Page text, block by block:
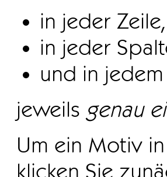
in jeder Zeile,
in jeder
und in
jeweils genau
Um ein Motiv